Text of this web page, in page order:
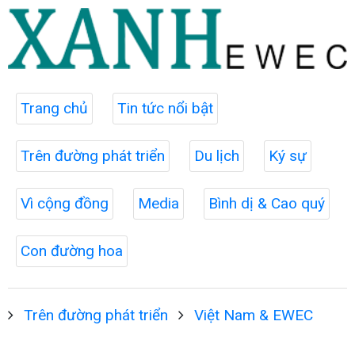
Trang chủ Tin tức nổi bật
Trên đường phát triển Du lịch Ký sự
Vì cộng đồng Media Bình dị & Cao quý
Con đường hoa
Trên đường phát triển Việt Nam & EWEC